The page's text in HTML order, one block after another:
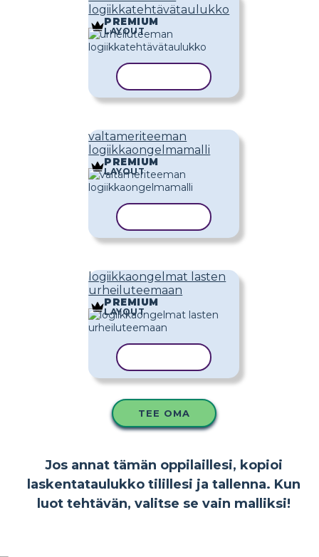
logiikkatehtävätaulukko
PREMIUM
LAYOUT
valtameriteeman
logiikkaongelmamalli
PREMIUM
LAYOUT
logiikkaongelmat lasten
urheiluteemaan
PREMIUM
LAYOUT
TEE OMA
Jos annat tämän oppilaillesi, kopioi
laskentataulukko tilillesi ja tallenna. Kun
luot tehtävän, valitse se vain malliksi!